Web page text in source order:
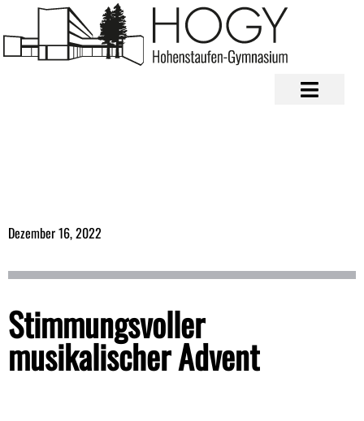
Dezember 16, 2022
Stimmungsvoller
musikalischer Advent